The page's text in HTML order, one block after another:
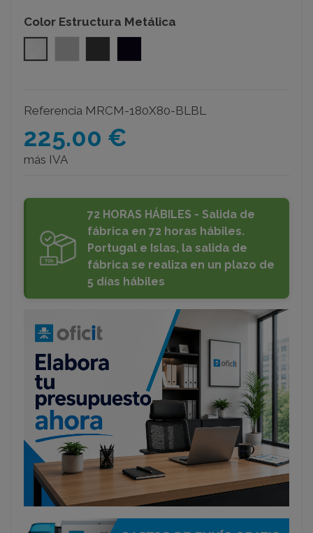
Color Estructura Metálica
Referencia MRCM-180X80-BLBL
225.00 €
más IVA
72 HORAS HÁBILES - Salida de
fábrica en 72 horas hábiles.
Portugal e Islas, la salida de
fábrica se realiza en un plazo de
5 días hábiles